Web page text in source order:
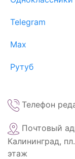
Telegram
Max
Рутуб
Телефон
Почтовый
Калининград,
этаж